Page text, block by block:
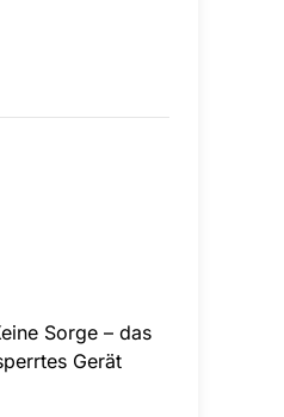
Sorge – das
Gerät